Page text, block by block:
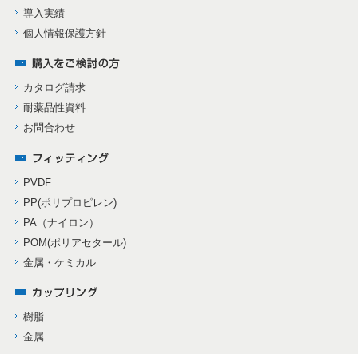
導入実績
個人情報保護方針
カタログ請求
耐薬品性資料
お問合わせ
PVDF
PP(ポリプロピレン)
PA（ナイロン）
POM(ポリアセタール)
金属・ケミカル
樹脂
金属